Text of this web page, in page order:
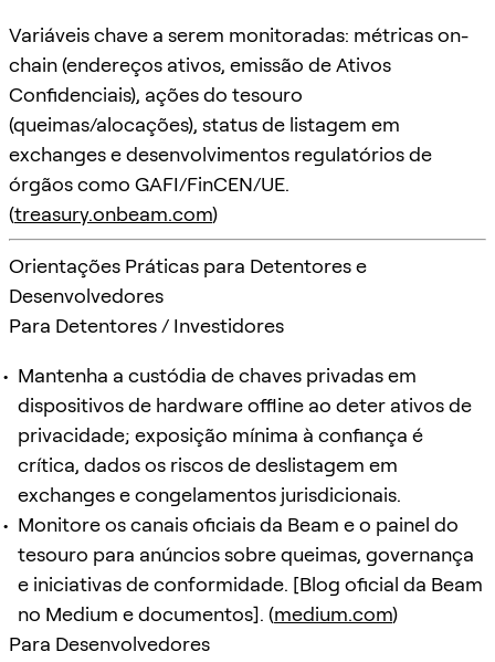
Variáveis chave a serem monitoradas: métricas on-
chain (endereços ativos, emissão de Ativos
Confidenciais), ações do tesouro
(queimas/alocações), status de listagem em
exchanges e desenvolvimentos regulatórios de
órgãos como GAFI/FinCEN/UE.
(treasury.onbeam.com)
Orientações Práticas para Detentores e
Desenvolvedores
Para Detentores / Investidores
Mantenha a custódia de chaves privadas em
dispositivos de hardware offline ao deter ativos de
privacidade; exposição mínima à confiança é
crítica, dados os riscos de deslistagem em
exchanges e congelamentos jurisdicionais.
Monitore os canais oficiais da Beam e o painel do
tesouro para anúncios sobre queimas, governança
e iniciativas de conformidade. [Blog oficial da Beam
no Medium e documentos]. (medium.com)
Para Desenvolvedores